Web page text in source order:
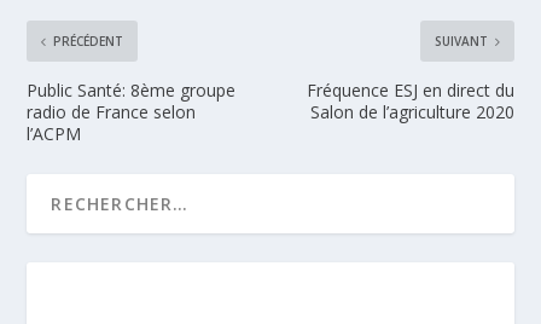
PRÉCÉDENT
Public Santé: 8ème groupe
radio de France selon
l’ACPM
SUIVANT
Fréquence ESJ en direct du
Salon de l’agriculture 2020